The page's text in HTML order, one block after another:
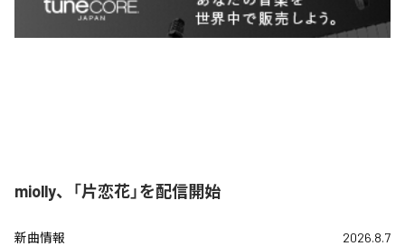
miolly、「片恋花」を配信開始
新曲情報 2026.8.7